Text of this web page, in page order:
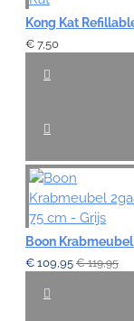
Slecht
€ 7,50
€ 109,95 € 119,95